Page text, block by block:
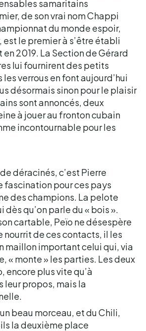
samaritains
de son vrai nom Chappi
du monde espoir,
le premier à s’être établi
2019. La Section de Gérard
lui fournirent des petits
verrous en font aujourd’hui
désormais sinon pour le plaisir
sont annoncés, deux
à jouer au fronton cubain
incontournable pour les
déracinés, c’est Pierre
fascination pour ces pays
des champions. La pelote
qu’on parle du « bois ».
cartable, Peïo ne désespère
nourrit de ces contacts, il les
maillon important celui qui, via
« monte » les parties. Les deux
encore plus vite qu’à
leur propos, mais la
beau morceau, et du Chili,
la deuxième place